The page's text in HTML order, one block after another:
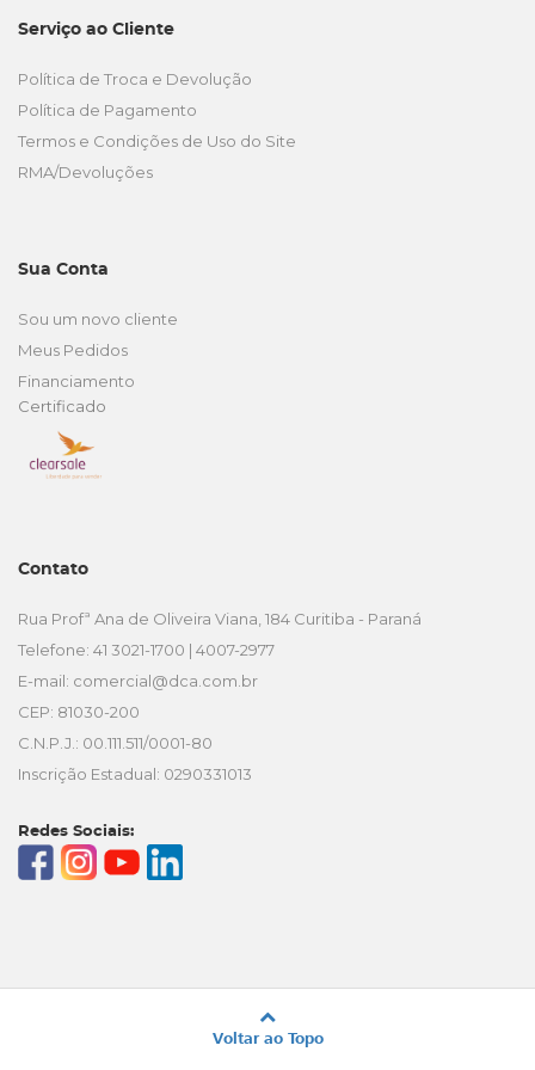
Serviço ao Cliente
Política de Troca e Devolução
Política de Pagamento
Termos e Condições de Uso do Site
RMA/Devoluções
Sua Conta
Sou um novo cliente
Meus Pedidos
Financiamento
Certificado
Contato
Rua Profª Ana de Oliveira Viana, 184 Curitiba - Paraná
Telefone: 41 3021-1700 | 4007-2977
E-mail: comercial@dca.com.br
CEP: 81030-200
C.N.P.J.: 00.111.511/0001-80
Inscrição Estadual: 0290331013
Redes Sociais:
Voltar ao Topo